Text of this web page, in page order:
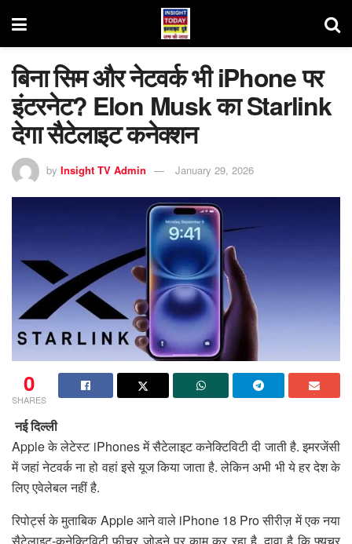
बिना सिम और नेटवर्क भी iPhone पर
इंटरनेट? Elon Musk का Starlink
देगा सैटेलाइट कनेक्शन
by Insight TV Admin January 29, 2026
0
SHARES
नई दिल्ली
Apple के लेटेस्ट iPhones में सैटेलाइट कनेक्टिविटी दी जाती है. इमरजेंसी
में जहां नेटवर्क ना हो वहां इसे यूज किया जाता है. लेकिन अभी भी ये हर देश के
लिए एवेलेबल नहीं है.
रिपोर्ट्स के मुताबिक Apple आने वाले iPhone 18 Pro सीरीज़ में एक नया
सैटेलाइट-कनेक्टिविटी फीचर जोड़ने पर काम कर रहा है. दावा है कि फ्यूचर